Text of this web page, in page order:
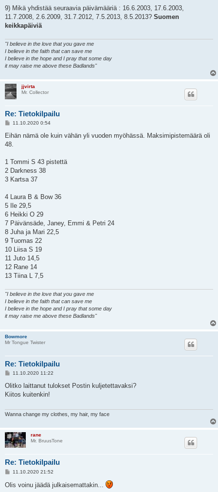
9) Mikä yhdistää seuraavia päivämääriä : 16.6.2003, 17.6.2003,
11.7.2008, 2.6.2009, 31.7.2012, 7.5.2013, 8.5.2013? Suomen
keikkapäiviä
"I believe in the love that you gave me
I believe in the faith that can save me
I believe in the hope and I pray that some day
it may raise me above these Badlands"
jjvirta
Mr. Collector
Re: Tietokilpailu
V
e
t
11.10.2020 0:54
Eihän nämä ole kuin vähän yli vuoden myöhässä. Maksimipistemäärä oli
48.
1 Tommi S 43 pistettä
2 Darkness 38
3 Kartsa 37
4 Laura B & Bow 36
5 Ile 29,5
6 Heikki O 29
7 Päivänsäde, Janey, Emmi & Petri 24
8 Juha ja Mari 22,5
9 Tuomas 22
10 Liisa S 19
11 Juto 14,5
12 Rane 14
13 Tiina L 7,5
"I believe in the love that you gave me
I believe in the faith that can save me
I believe in the hope and I pray that some day
it may raise me above these Badlands"
Bowmore
Mr Tongue Twister
Re: Tietokilpailu
V
e
t
11.10.2020 11:22
Olitko laittanut tulokset Postin kuljetettavaksi?
Kiitos kuitenkin!
Wanna change my clothes, my hair, my face
rane
Mr. BruusTone
Re: Tietokilpailu
V
e
s
11.10.2020 21:52
Olis voinu jäädä julkaisemattakin...